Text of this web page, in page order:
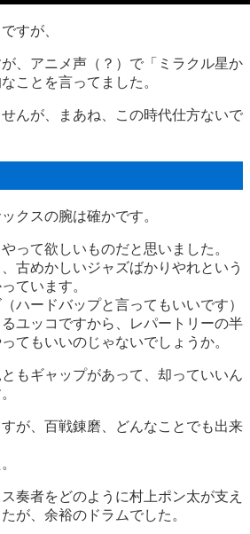
すが、
が、アニメ声（？）で「ミラクル星か
ことを言ってました。
んが、まあね、この時代仕方ないで
クスの腕は確かです。
って欲しいものだと思いました。
古めかしいジャズばかりやれという
ています。
ハードバップと言ってもいいです）
ユッコですから、レパートリーの半
てもいいのじゃないでしょうか。
もギャップがあって、却っていいん
すが、百戦錬磨、どんなことでも出来
奏者をどのように村上ポン太が支え
が、余裕のドラムでした。